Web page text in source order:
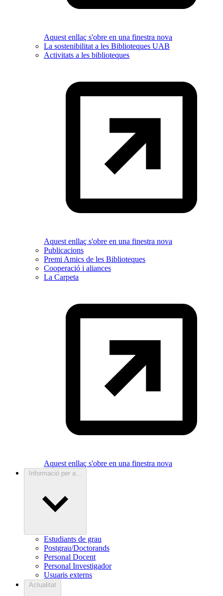
Aquest enllaç s'obre en una finestra nova
La sostenibilitat a les Biblioteques UAB
Activitats a les biblioteques
Aquest enllaç s'obre en una finestra nova
Publicacions
Premi Amics de les Biblioteques
Cooperació i aliances
La Carpeta
Aquest enllaç s'obre en una finestra nova
Informació per a...
Estudiants de grau
Postgrau/Doctorands
Personal Docent
Personal Investigador
Usuaris externs
Actualitat